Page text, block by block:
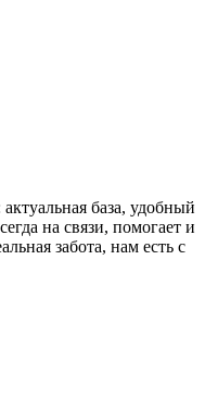
база, удобный
на связи, помогает и
забота, нам есть с